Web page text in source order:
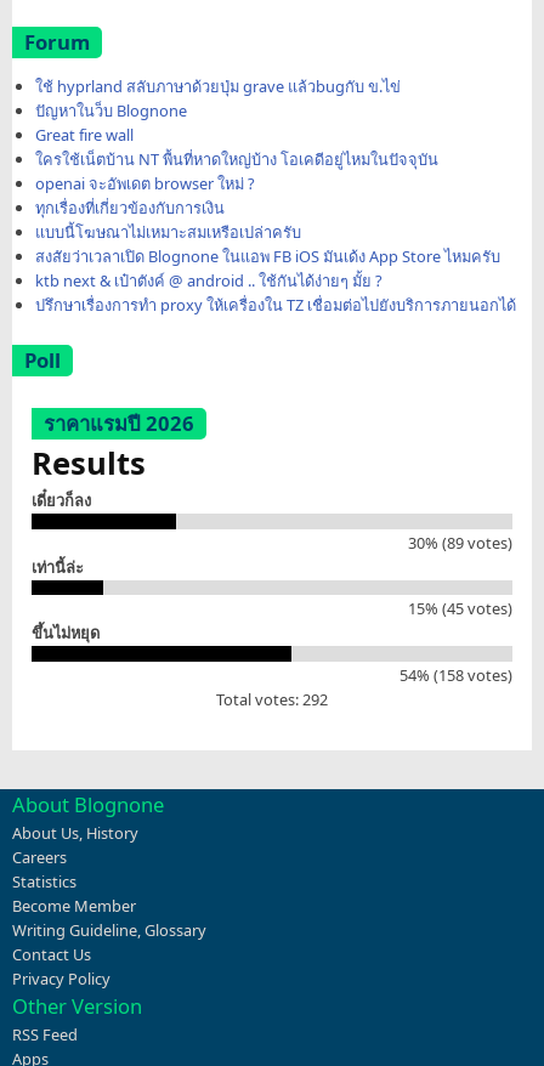
Forum
ใช้ hyprland สลับภาษาด้วยปุ่ม grave แล้วbugกับ ข.ไข่
ปัญหาในว็บ Blognone
Great fire wall
ใครใช้เน็ตบ้าน NT พื้นที่หาดใหญ่บ้าง โอเคดีอยู่ไหมในปัจจุบัน
openai จะอัพเดต browser ใหม่ ?
ทุกเรื่องที่เกี่ยวข้องกับการเงิน
แบบนี้โฆษณาไม่เหมาะสมเหรือเปล่าครับ
สงสัยว่าเวลาเปิด Blognone ในแอพ FB iOS มันเด้ง App Store ไหมครับ
ktb next & เป๋าตังค์ @ android .. ใช้กันได้ง่ายๆ มั้ย ?
ปรึกษาเรื่องการทำ proxy ให้เครื่องใน TZ เชื่อมต่อไปยังบริการภายนอกได้
Poll
ราคาแรมปี 2026
Results
เดี๋ยวก็ลง
30% (89 votes)
เท่านี้ล่ะ
15% (45 votes)
ขึ้นไม่หยุด
54% (158 votes)
Total votes: 292
About Blognone
About Us, History
Careers
Statistics
Become Member
Writing Guideline,Glossary
Contact Us
Privacy Policy
Other Version
RSS Feed
Apps